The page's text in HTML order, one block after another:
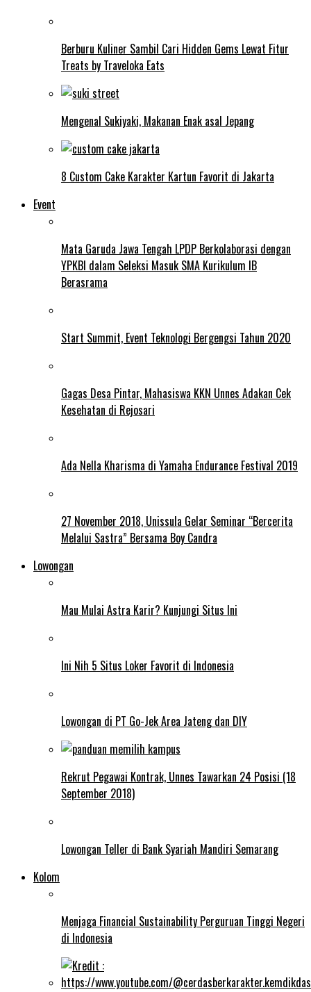
Berburu Kuliner Sambil Cari Hidden Gems Lewat Fitur
Treats by Traveloka Eats
Mengenal Sukiyaki, Makanan Enak asal Jepang
8 Custom Cake Karakter Kartun Favorit di Jakarta
Event
Mata Garuda Jawa Tengah LPDP Berkolaborasi dengan
YPKBI dalam Seleksi Masuk SMA Kurikulum IB
Berasrama
Start Summit, Event Teknologi Bergengsi Tahun 2020
Gagas Desa Pintar, Mahasiswa KKN Unnes Adakan Cek
Kesehatan di Rejosari
Ada Nella Kharisma di Yamaha Endurance Festival 2019
27 November 2018, Unissula Gelar Seminar “Bercerita
Melalui Sastra” Bersama Boy Candra
Lowongan
Mau Mulai Astra Karir? Kunjungi Situs Ini
Ini Nih 5 Situs Loker Favorit di Indonesia
Lowongan di PT Go-Jek Area Jateng dan DIY
Rekrut Pegawai Kontrak, Unnes Tawarkan 24 Posisi (18
September 2018)
Lowongan Teller di Bank Syariah Mandiri Semarang
Kolom
Menjaga Financial Sustainability Perguruan Tinggi Negeri
di Indonesia